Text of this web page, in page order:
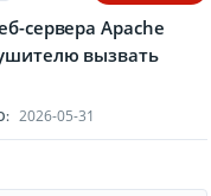
сервера Apache
вызвать
2026-05-31